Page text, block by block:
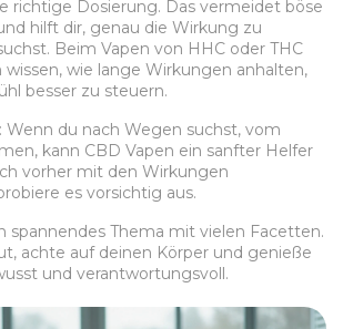
richtige Dosierung. Das vermeidet böse
hilft dir, genau die Wirkung zu
Beim Vapen von HHC oder THC
wie lange Wirkungen anhalten,
besser zu steuern.
Wenn du nach Wegen suchst, vom
kann CBD Vapen ein sanfter Helfer
vorher mit den Wirkungen
es vorsichtig aus.
spannendes Thema mit vielen Facetten.
achte auf deinen Körper und genieße
und verantwortungsvoll.